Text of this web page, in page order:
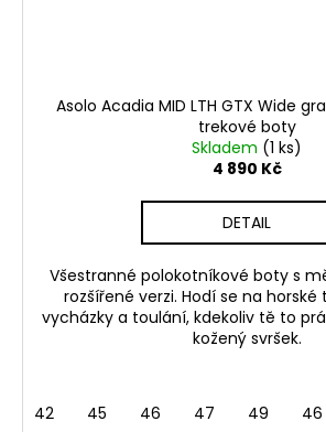
Asolo Acadia MID LTH GTX Wide
trekové boty
Skladem (1 ks)
4 890 Kč
DETAIL
Všestranné polokotníkové boty s
rozšířené verzi. Hodí se na horské
vycházky a toulání, kdekoliv tě to
kožený svršek.
42 45 46 47 49 46